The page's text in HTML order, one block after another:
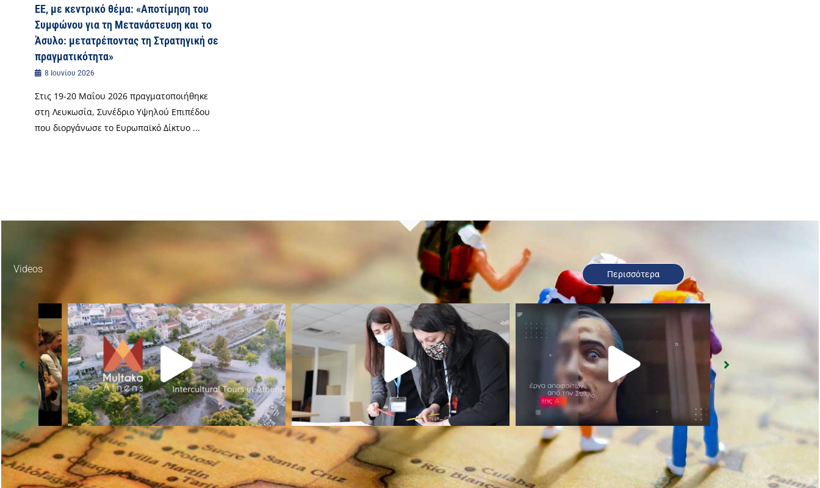
ΕΕ, με κεντρικό θέμα: «Αποτίμηση του
Συμφώνου για τη Μετανάστευση και το
Άσυλο: μετατρέποντας τη Στρατηγική σε
πραγματικότητα»
8 Ιουνίου 2026
Στις 19-20 Μαΐου 2026 πραγματοποιήθηκε
στη Λευκωσία, Συνέδριο Υψηλού Επιπέδου
που διοργάνωσε το Ευρωπαϊκό Δίκτυο ...
Videos Περισσότερα